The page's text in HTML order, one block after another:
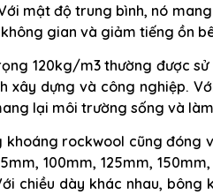
mật độ trung bình, nó
gian và giảm tiếng ồn
120kg/m3 thường được
xây dựng và công nghiệp.
lại môi trường sống và
khoáng rockwool cũng đóng
100mm, 125mm,
chiều dày khác nhau,